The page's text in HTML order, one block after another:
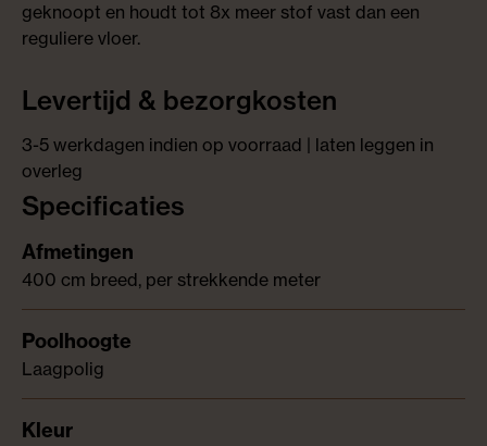
geknoopt en houdt tot 8x meer stof vast dan een
reguliere vloer.
Levertijd & bezorgkosten
3-5 werkdagen indien op voorraad | laten leggen in
overleg
Specificaties
400 cm breed, per strekkende meter
Laagpolig